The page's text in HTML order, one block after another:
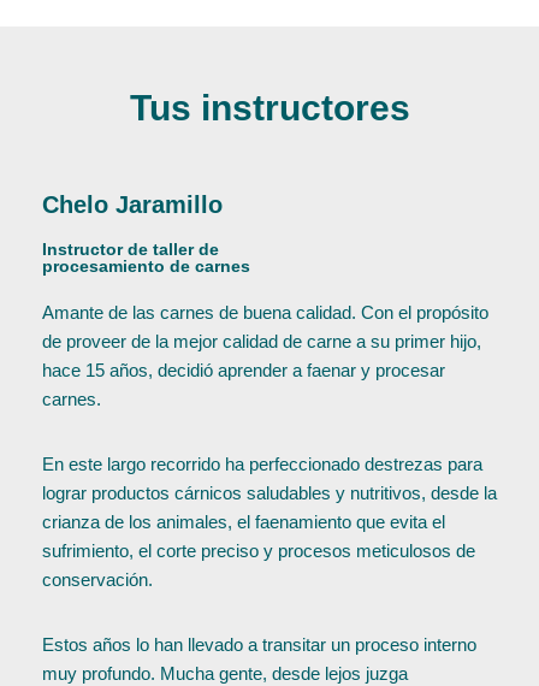
Tus instructores
Chelo Jaramillo
Instructor de taller de
procesamiento de carnes
Amante de las carnes de buena calidad. Con el propósito
de proveer de la mejor calidad de carne a su primer hijo,
hace 15 años, decidió aprender a faenar y procesar
carnes.
En este largo recorrido ha perfeccionado destrezas para
lograr productos cárnicos saludables y nutritivos, desde la
crianza de los animales, el faenamiento que evita el
sufrimiento, el corte preciso y procesos meticulosos de
conservación.
Estos años lo han llevado a transitar un proceso interno
muy profundo. Mucha gente, desde lejos juzga